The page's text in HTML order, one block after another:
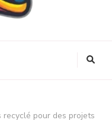
recyclé pour des projets